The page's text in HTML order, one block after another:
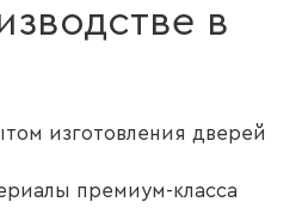
в
изготовления дверей
премиум-класса